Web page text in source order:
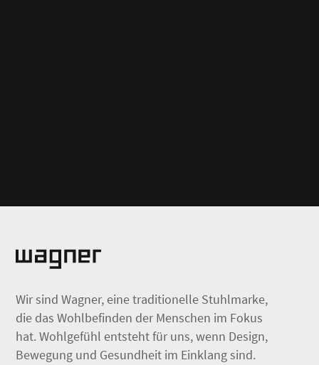
Wir sind Wagner, eine traditionelle Stuhlmarke,
die das Wohlbefinden der Menschen im Fokus
hat. Wohlgefühl entsteht für uns, wenn Design,
Bewegung und Gesundheit im Einklang sind.